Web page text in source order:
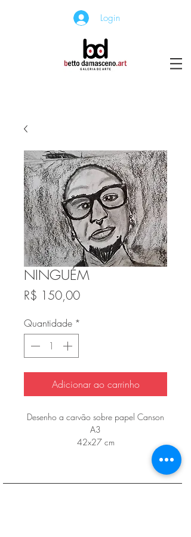
Login
NINGUÉM
R$ 150,00Preço
Quantidade *
Adicionar ao carrinho
Desenho a carvão sobre papel Canson
A3
42x27 cm